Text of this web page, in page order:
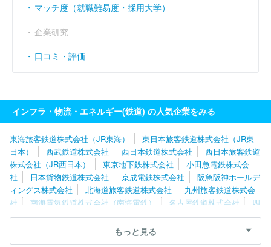
マッチ度（就職難易度・採用大学）
企業研究
口コミ・評価
インフラ・物流・エネルギー(鉄道) の人気企業をみる
東海旅客鉄道株式会社（JR東海）
東日本旅客鉄道株式会社（JR東
日本）
西武鉄道株式会社 西日本鉄道株式会社
西日本旅客鉄道
株式会社（JR西日本）
東京地下鉄株式会社
小田急電鉄株式会
社
日本貨物鉄道株式会社 京成電鉄株式会社
阪急阪神ホールデ
ィングス株式会社
北海道旅客鉄道株式会社
九州旅客鉄道株式会
社
南海電気鉄道株式会社（南海電鉄） 名古屋鉄道株式会社
四
国旅客鉄道株式会社
京浜急行電鉄株式会社
遠州鉄道株式会社
大阪モノレールサービス株式会社
神戸電鉄株式会社
山陽電気鉄
道株式会社
もっと見る